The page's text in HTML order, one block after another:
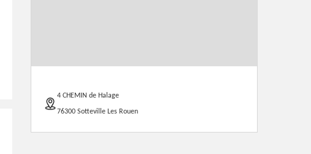
4 CHEMIN de Halage
76300 Sotteville Les Rouen